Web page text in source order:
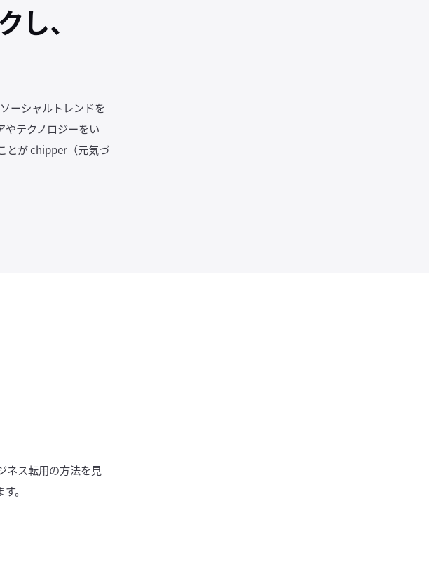
し、
ーシャルトレンドを
やテクノロジーをい
とが chipper（元気づ
ネス転用の方法を見
。